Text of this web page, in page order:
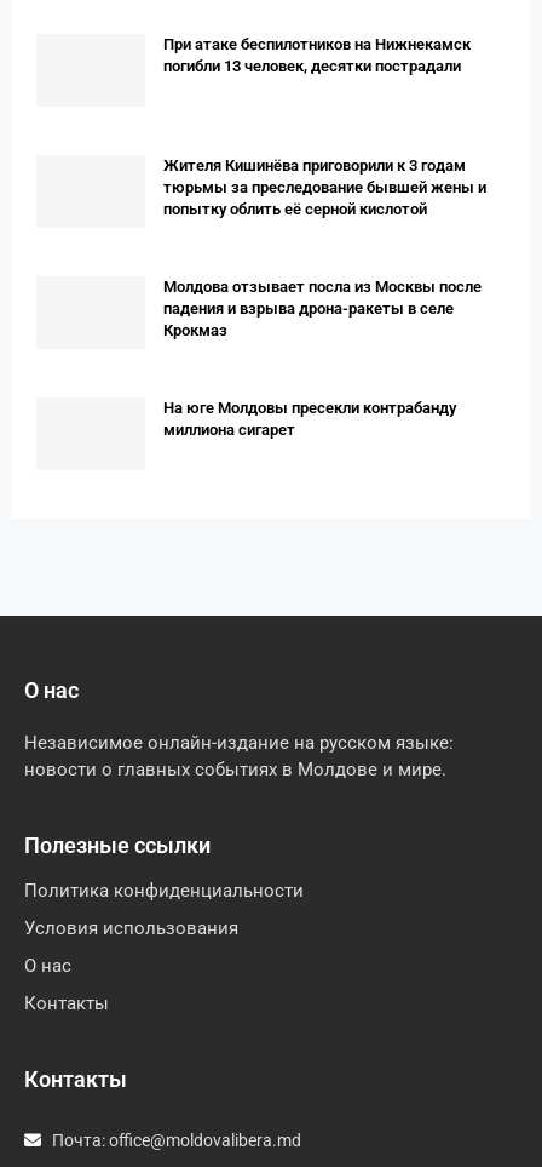
При атаке беспилотников на Нижнекамск
погибли 13 человек, десятки пострадали
Жителя Кишинёва приговорили к 3 годам
тюрьмы за преследование бывшей жены и
попытку облить её серной кислотой
Молдова отзывает посла из Москвы после
падения и взрыва дрона-ракеты в селе
Крокмаз
На юге Молдовы пресекли контрабанду
миллиона сигарет
О нас
Независимое онлайн-издание на русском языке:
новости о главных событиях в Молдове и мире.
Полезные ссылки
Политика конфиденциальности
Условия использования
О нас
Контакты
Контакты
Почта:office@moldovalibera.md